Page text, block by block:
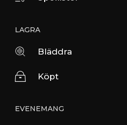
LAGRA
Bläddra
Köpt
EVENEMANG